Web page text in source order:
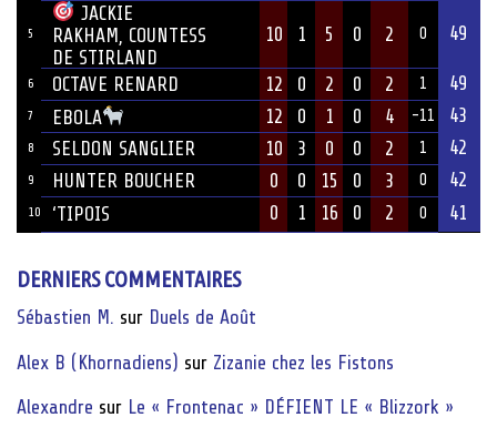
5
JACKIE
RAKHAM, COUNTESS
DE STIRLAND
10 1 5 0 2 0 49
6 OCTAVE RENARD 12 0 2 0 2 1 49
7 EBOLA 12 0 1 0 4 -11 43
8 SELDON SANGLIER 10 3 0 0 2 1 42
9 HUNTER BOUCHER 0 0 15 0 3 0 42
10 ‘TIPOIS 0 1 16 0 2 0 41
DERNIERS COMMENTAIRES
Sébastien M. sur Duels de Août
Alex B (Khornadiens) sur Zizanie chez les Fistons
Alexandre sur Le « Frontenac » DÉFIENT LE « Blizzork »